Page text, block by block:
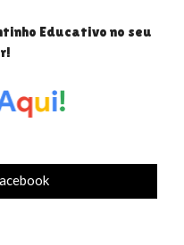
Educativo no seu